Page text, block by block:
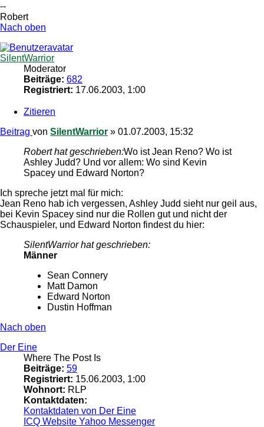
--
Robert
Nach oben
SilentWarrior
Moderator
Beiträge: 682
Registriert: 17.06.2003, 1:00
Zitieren
Beitrag von SilentWarrior » 01.07.2003, 15:32
Robert hat geschrieben:Wo ist Jean Reno? Wo ist
Ashley Judd? Und vor allem: Wo sind Kevin
Spacey und Edward Norton?
Ich spreche jetzt mal für mich:
Jean Reno hab ich vergessen, Ashley Judd sieht nur geil aus,
bei Kevin Spacey sind nur die Rollen gut und nicht der
Schauspieler, und Edward Norton findest du hier:
SilentWarrior hat geschrieben:
Männer
Sean Connery
Matt Damon
Edward Norton
Dustin Hoffman
Nach oben
Der Eine
Where The Post Is
Beiträge: 59
Registriert: 15.06.2003, 1:00
Wohnort: RLP
Kontaktdaten:
Kontaktdaten von Der Eine
ICQ Website Yahoo Messenger